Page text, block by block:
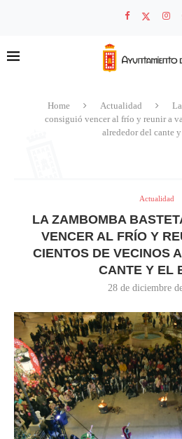
Home Actualidad
consiguió vencer al frío y reunir a
alrededor del cante
Actualidad
LA ZAMBOMBA
VENCER AL FRÍO Y
CIENTOS DE VECINOS
CANTE Y EL
28 de diciembre